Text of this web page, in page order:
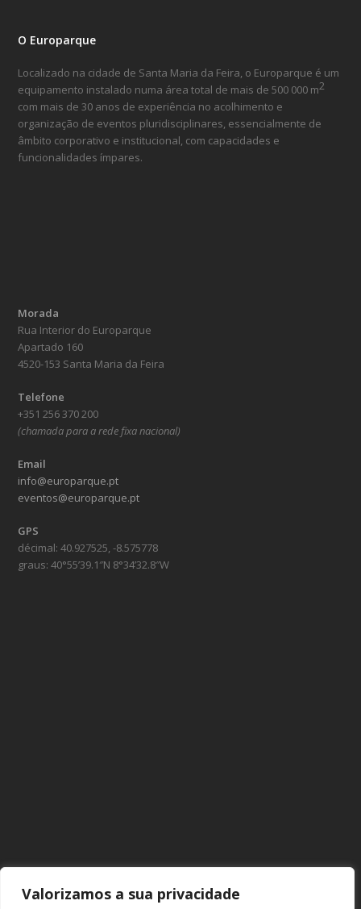
Valorizamos a sua privacidade
O Europarque
Localizado na cidade de Santa Maria da Feira, o Europarque é um
equipamento instalado numa área total de mais de 500 000 m2
com mais de 30 anos de experiência no acolhimento e
organização de eventos pluridisciplinares, essencialmente de
âmbito corporativo e institucional, com capacidades e
funcionalidades ímpares.
Morada
Rua Interior do Europarque
Apartado 160
4520-153 Santa Maria da Feira
Telefone
+351 256 370 200
(chamada para a rede fixa nacional)
Email
info@europarque.pt
eventos@europarque.pt
GPS
décimal: 40.927525, -8.575778
graus: 40°55’39.1″N 8°34’32.8″W